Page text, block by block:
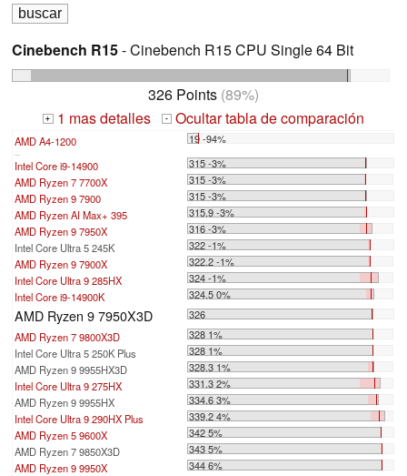
Cinebench R15- Cinebench R15 CPU Single 64 Bit
326 Points (89%)
+ 1 mas detalles - Ocultar tabla de comparación
AMD A4-1200 19 -94%
Intel Core i9-14900
315 -3%
AMD Ryzen 7 7700X
315 -3%
AMD Ryzen 9 7900
315 -3%
AMD Ryzen AI Max+ 395
315.9 -3%
AMD Ryzen 9 7950X
316 -3%
Intel Core Ultra 5 245K
322 -1%
AMD Ryzen 9 7900X
322.2 -1%
Intel Core Ultra 9 285HX
324 -1%
Intel Core i9-14900K
324.5 0%
AMD Ryzen 9 7950X3D
326
AMD Ryzen 7 9800X3D
328 1%
Intel Core Ultra 5 250K Plus
328 1%
AMD Ryzen 9 9955HX3D
328.3 1%
Intel Core Ultra 9 275HX
331.3 2%
AMD Ryzen 9 9955HX
334.6 3%
Intel Core Ultra 9 290HX Plus
339.2 4%
AMD Ryzen 5 9600X
342 5%
AMD Ryzen 7 9850X3D
343 5%
AMD Ryzen 9 9950X
344 6%